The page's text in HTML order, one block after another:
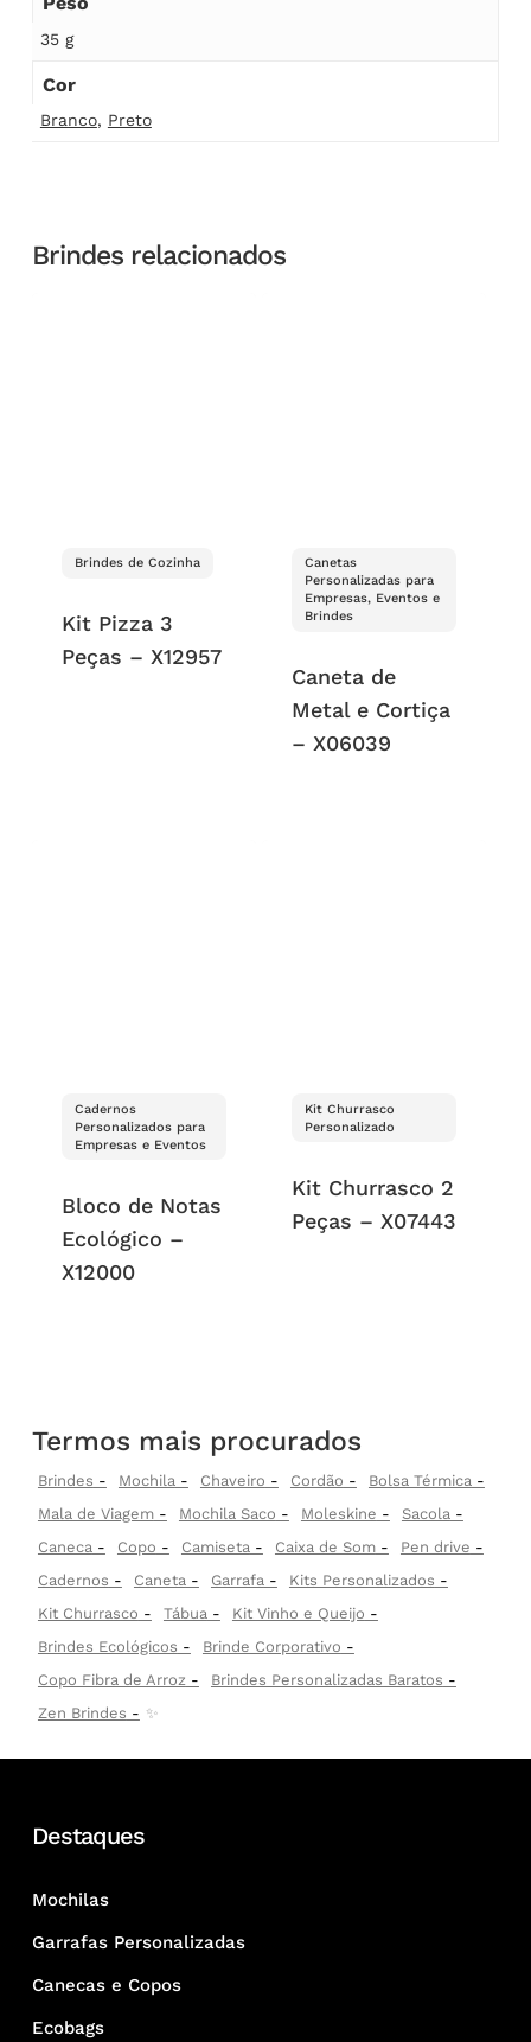
35 g
Cor
Branco, Preto
Brindes relacionados
Brindes de Cozinha
Kit Pizza 3
Peças – X12957
Canetas
Personalizadas para
Empresas, Eventos e
Brindes
Caneta de
Metal e Cortiça
– X06039
Cadernos
Personalizados para
Empresas e Eventos
Bloco de Notas
Ecológico –
X12000
Kit Churrasco
Personalizado
Kit Churrasco 2
Peças – X07443
Termos mais procurados
Brindes Mochila Chaveiro Cordão
Bolsa Térmica
Mala de Viagem
Mochila Saco Moleskine
Sacola
Caneca
Copo Camiseta Caixa de Som
Pen drive
Cadernos
Caneta Garrafa
Kits Personalizados
Kit Churrasco
Tábua
Kit Vinho e Queijo
Brindes Ecológicos
Brinde Corporativo
Copo Fibra de Arroz
Brindes Personalizadas Baratos
Zen Brindes
✨
Destaques
Mochilas
Garrafas Personalizadas
Canecas e Copos
Ecobags